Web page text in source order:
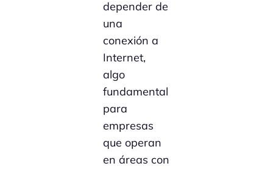
depender de
una
conexión a
Internet,
algo
fundamental
para
empresas
que operan
en áreas con